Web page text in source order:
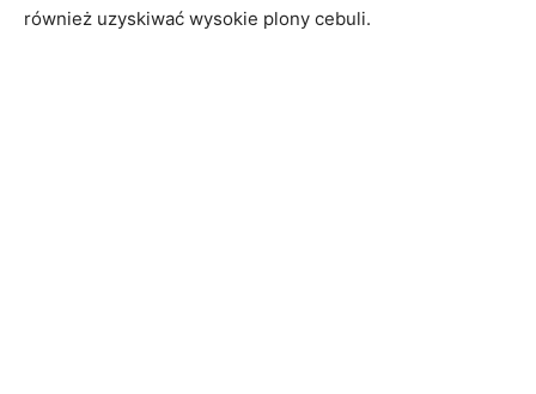
również uzyskiwać wysokie plony cebuli.